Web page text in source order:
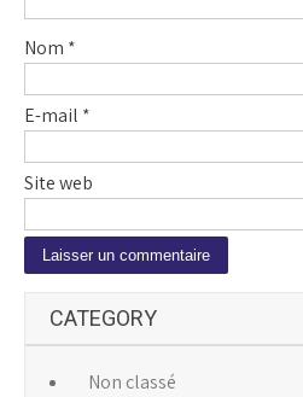
Nom *
E-mail *
Site web
t
CATEGORY
Non classé